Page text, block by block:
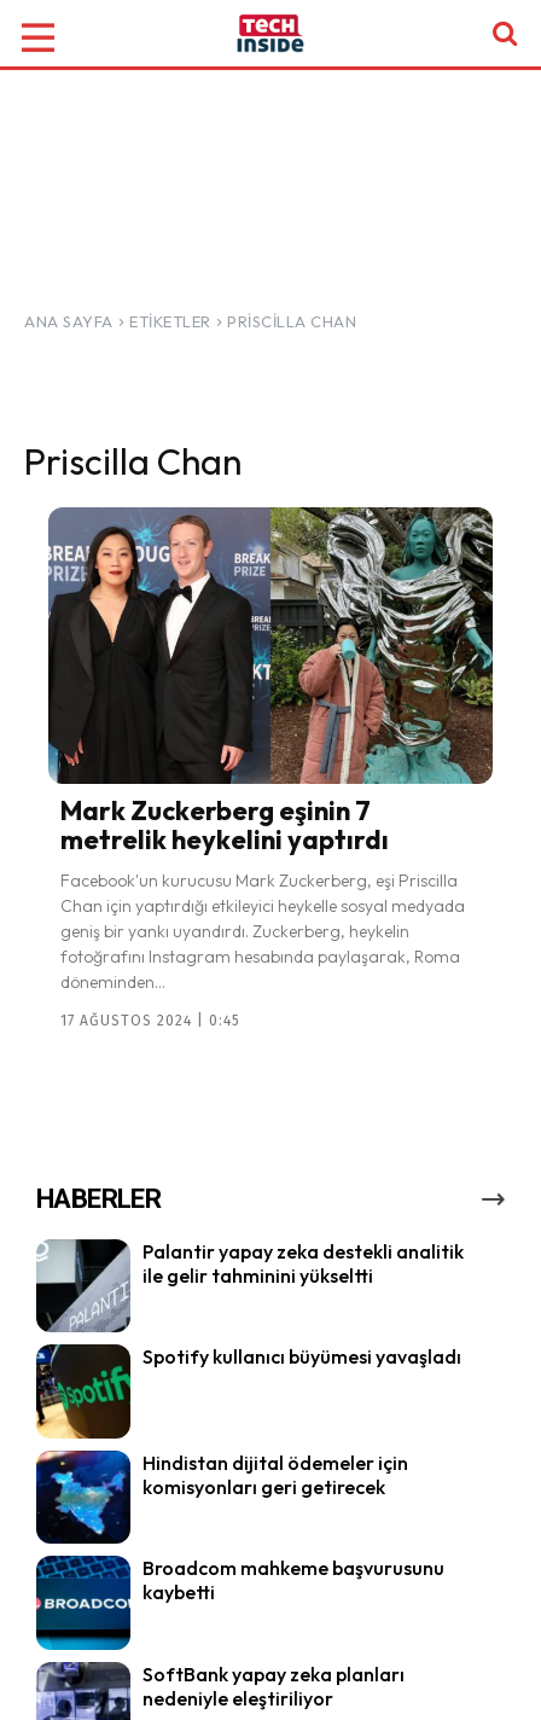
ANA SAYFA ETIKETLER PRISCILLA CHAN
Priscilla Chan
Mark Zuckerberg eşinin 7
metrelik heykelini yaptırdı
Facebook'un kurucusu Mark Zuckerberg, eşi Priscilla
Chan için yaptırdığı etkileyici heykelle sosyal medyada
geniş bir yankı uyandırdı. Zuckerberg, heykelin
fotoğrafını Instagram hesabında paylaşarak, Roma
döneminden...
17 AĞUSTOS 2024 | 0:45
HABERLER
Palantir yapay zeka destekli analitik
ile gelir tahminini yükseltti
Spotify kullanıcı büyümesi yavaşladı
Hindistan dijital ödemeler için
komisyonları geri getirecek
Broadcom mahkeme başvurusunu
kaybetti
SoftBank yapay zeka planları
nedeniyle eleştiriliyor